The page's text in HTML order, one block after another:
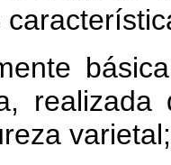
varietal;